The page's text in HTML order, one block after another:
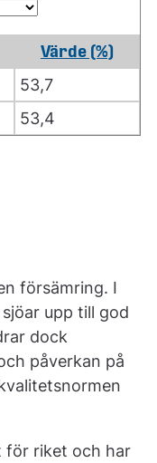
Värde (%)
53,7
53,4
försämring. I
upp till god
dock
påverkan på
för riket och har